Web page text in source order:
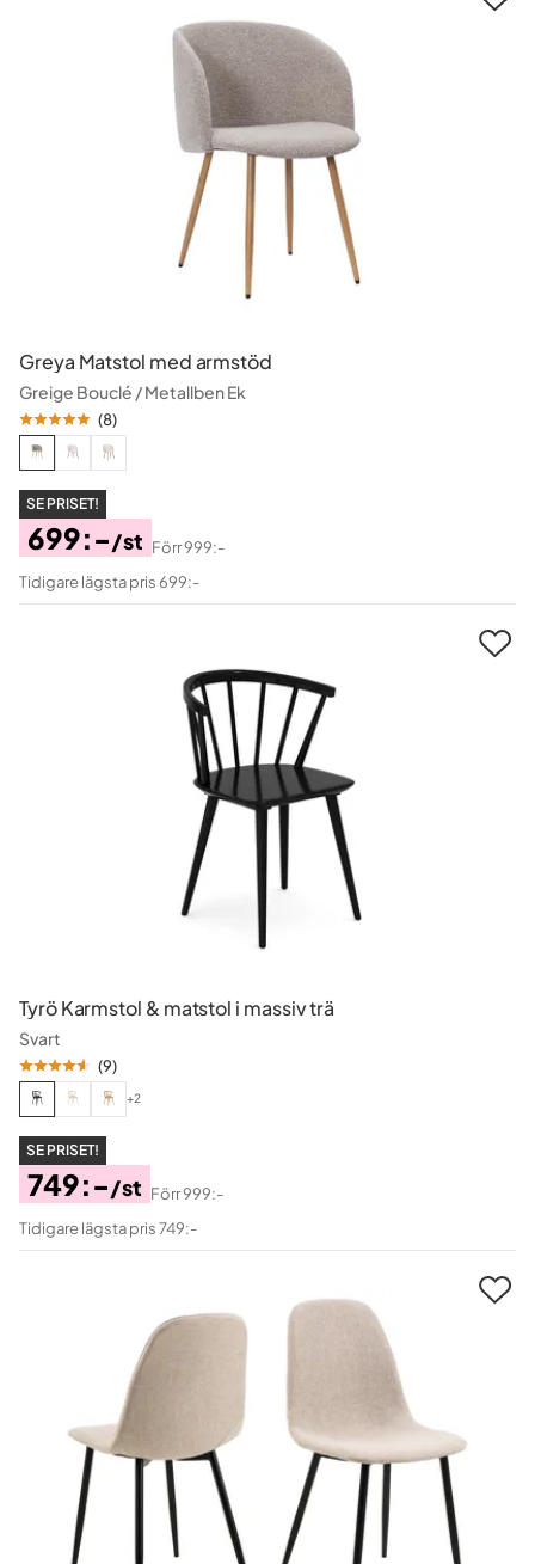
Greya Matstol med armstöd
Greige Bouclé / Metallben Ek
(8)
SE PRISET!
Pris
699:-/st
Original
Pris
Förr999:-
Tidigare lägsta pris 699:-
Tyrö Karmstol & matstol i massiv trä
Svart
(9)
+2
SE PRISET!
Pris
749:-/st
Original
Pris
Förr999:-
Tidigare lägsta pris 749:-